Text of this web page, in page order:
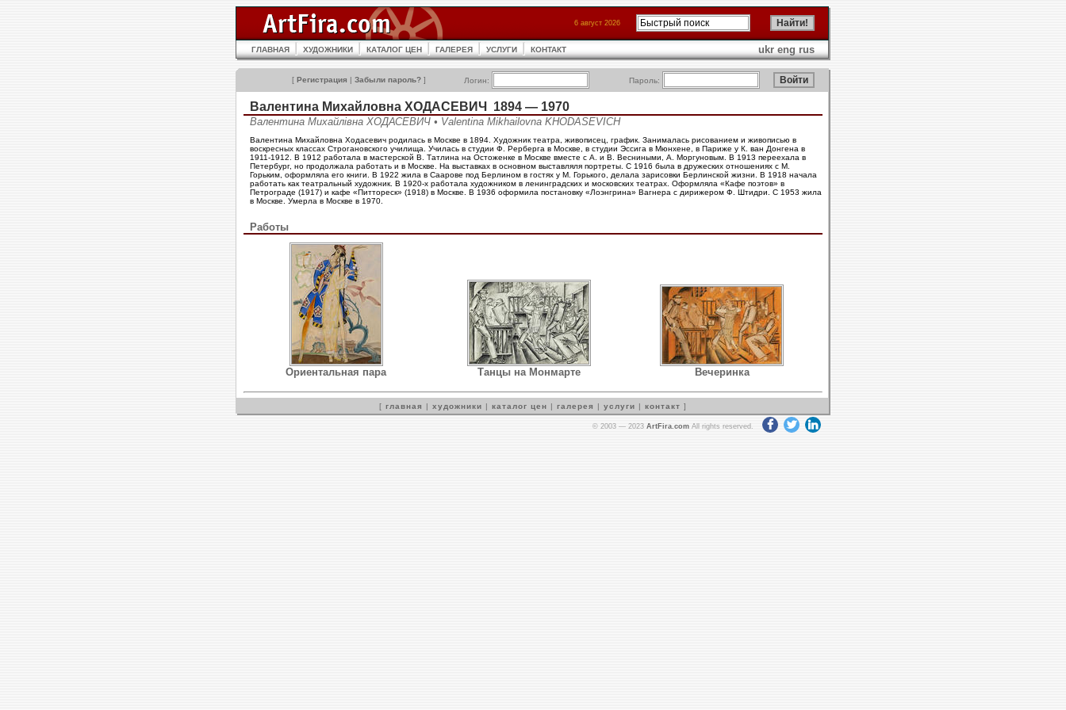
6 август 2026
ГЛАВНАЯ ХУДОЖНИКИ КАТАЛОГ ЦЕН ГАЛЕРЕЯ УСЛУГИ КОНТАКТ ukr eng rus
[ Регистрация | Забыли пароль? ] Логин: Пароль:
Валентина Михайловна ХОДАСЕВИЧ 1894 — 1970
Валентина Михайлівна ХОДАСЕВИЧ • Valentina Mikhailovna KHODASEVICH
Валентина Михайловна Ходасевич родилась в Москве в 1894. Художник театра, живописец, график. Занималась рисованием и живописью в
воскресных классах Строгановского училища. Училась в студии Ф. Рерберга в Москве, в студии Эссига в Мюнхене, в Париже у К. ван Донгена в
1911-1912. В 1912 работала в мастерской В. Татлина на Остоженке в Москве вместе с А. и В. Весниными, А. Моргуновым. В 1913 переехала в
Петербург, но продолжала работать и в Москве. На выставках в основном выставляля портреты. С 1916 была в дружеских отношениях с М.
Горьким, оформляла его книги. В 1922 жила в Саарове под Берлином в гостях у М. Горького, делала зарисовки Берлинской жизни. В 1918 начала
работать как театральный художник. В 1920-х работала художником в ленинградских и московских театрах. Оформляла «Кафе поэтов» в
Петрограде (1917) и кафе «Питтореск» (1918) в Москве. В 1936 оформила постановку «Лоэнгрина» Вагнера с дирижером Ф. Штидри. С 1953 жила
в Москве. Умерла в Москве в 1970.
Работы
Ориентальная пара Танцы на Монмарте Вечеринка
[ главная | художники | каталог цен | галерея | услуги | контакт ]
© 2003 — 2023 ArtFira.com All rights reserved.